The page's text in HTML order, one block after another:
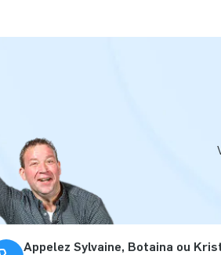
Appelez Sylvaine, Botaina ou